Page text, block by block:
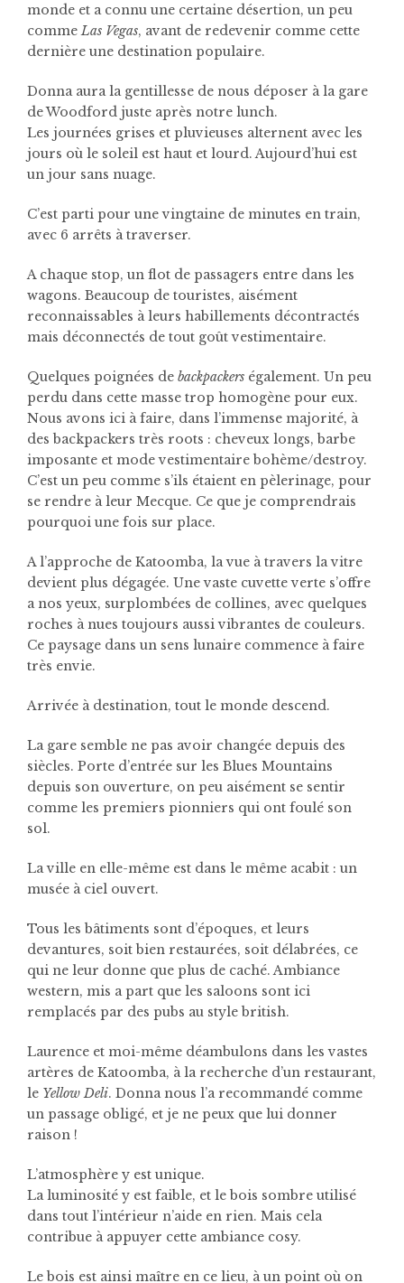
monde et a connu une certaine désertion, un peu
commeLas Vegas, avant de redevenir comme cette
dernière une destination populaire.
Donna aura la gentillesse de nous déposer à la gare
de Woodford juste après notre lunch.
Les journées grises et pluvieuses alternent avec les
jours où le soleil est haut et lourd. Aujourd’hui est
un jour sans nuage.
C’est parti pour une vingtaine de minutes en train,
avec 6 arrêts à traverser.
A chaque stop, un flot de passagers entre dans les
wagons. Beaucoup de touristes, aisément
reconnaissables à leurs habillements décontractés
mais déconnectés de tout goût vestimentaire.
Quelques poignées de backpackers également. Un peu
perdu dans cette masse trop homogène pour eux.
Nous avons ici à faire, dans l’immense majorité, à
des backpackers très roots : cheveux longs, barbe
imposante et mode vestimentaire bohème/destroy.
C’est un peu comme s’ils étaient en pèlerinage, pour
se rendre à leur Mecque. Ce que je comprendrais
pourquoi une fois sur place.
A l’approche de Katoomba, la vue à travers la vitre
devient plus dégagée. Une vaste cuvette verte s’offre
a nos yeux, surplombées de collines, avec quelques
roches à nues toujours aussi vibrantes de couleurs.
Ce paysage dans un sens lunaire commence à faire
très envie.
Arrivée à destination, tout le monde descend.
La gare semble ne pas avoir changée depuis des
siècles. Porte d’entrée sur les Blues Mountains
depuis son ouverture, on peu aisément se sentir
comme les premiers pionniers qui ont foulé son
sol.
La ville en elle-même est dans le même acabit : un
musée à ciel ouvert.
Tous les bâtiments sont d’époques, et leurs
devantures, soit bien restaurées, soit délabrées, ce
qui ne leur donne que plus de caché. Ambiance
western, mis a part que les saloons sont ici
remplacés par des pubs au style british.
Laurence et moi-même déambulons dans les vastes
artères de Katoomba, à la recherche d’un restaurant,
le Yellow Deli. Donna nous l’a recommandé comme
un passage obligé, et je ne peux que lui donner
raison !
L’atmosphère y est unique.
La luminosité y est faible, et le bois sombre utilisé
dans tout l’intérieur n’aide en rien. Mais cela
contribue à appuyer cette ambiance cosy.
Le bois est ainsi maître en ce lieu, à un point où on